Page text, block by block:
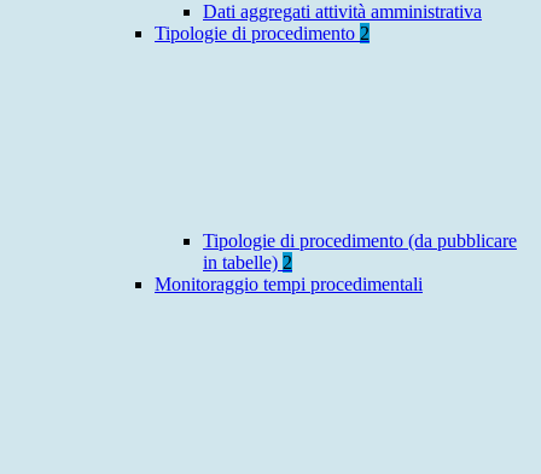
Dati aggregati attività amministrativa
Tipologie di procedimento 2
Tipologie di procedimento (da pubblicare
in tabelle) 2
Monitoraggio tempi procedimentali